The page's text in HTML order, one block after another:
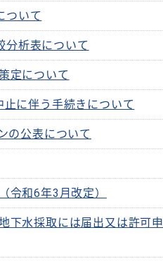
ついて
分析表について
定について
止に伴う手続きについて
の公表について
令和6年3月改定）
下水採取には届出又は許可